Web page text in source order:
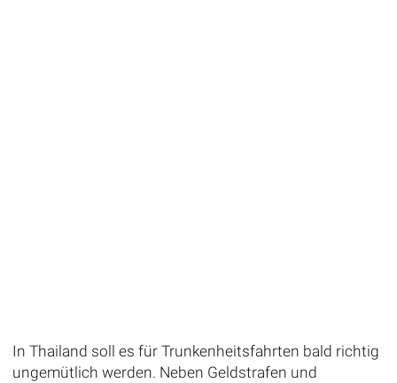
In Thailand soll es für Trunkenheitsfahrten bald richtig
ungemütlich werden. Neben Geldstrafen und